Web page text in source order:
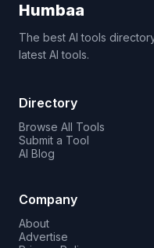
Humbaa
The best AI tools
latest AI tools.
Directory
Browse All Tools
Submit a Tool
AI Blog
Company
About
Advertise